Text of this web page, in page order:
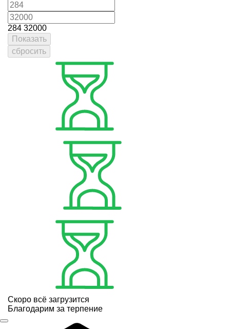
284 32000
Показать
сбросить
Скоро всё загрузится
Благодарим за терпение